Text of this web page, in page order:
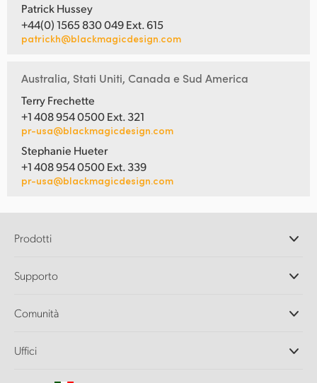
Patrick Hussey
+44(0) 1565 830 049 Ext. 615
patrickh@blackmagicdesign.com
Australia, Stati Uniti, Canada e Sud America
Terry Frechette
+1 408 954 0500 Ext. 321
pr-usa@blackmagicdesign.com
Stephanie Hueter
+1 408 954 0500 Ext. 339
pr-usa@blackmagicdesign.com
Prodotti
DaVinci Resolve e Fusion
Ultimatte
Acquisizione e riproduzione
Supporto
Centro assistenza
Comunità
Uffici